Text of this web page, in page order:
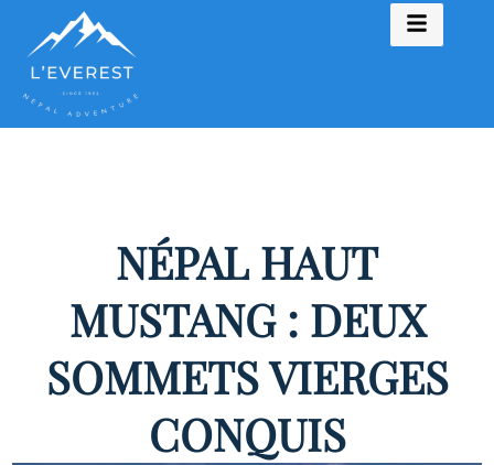
NÉPAL HAUT
MUSTANG : DEUX
SOMMETS VIERGES
CONQUIS